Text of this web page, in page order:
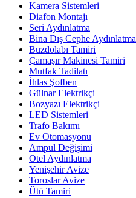
Kamera Sistemleri
Diafon Montajı
Seri Aydınlatma
Bina Dış Cephe Aydınlatma
Buzdolabı Tamiri
Çamaşır Makinesi Tamiri
Mutfak Tadilatı
İhlas Şofben
Gülnar Elektrikçi
Bozyazı Elektrikçi
LED Sistemleri
Trafo Bakımı
Ev Otomasyonu
Ampul Değişimi
Otel Aydınlatma
Yenişehir Avize
Toroslar Avize
Ütü Tamiri